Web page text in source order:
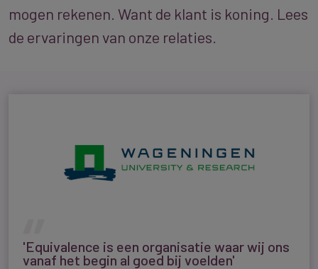
mogen rekenen. Want de klant is koning. Lees
de ervaringen van onze relaties.
'Equivalence is een organisatie waar wij ons
vanaf het begin al goed bij voelden'